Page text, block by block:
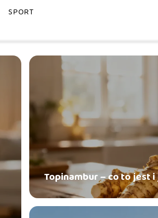
SPORT
Topinambur – co to jest